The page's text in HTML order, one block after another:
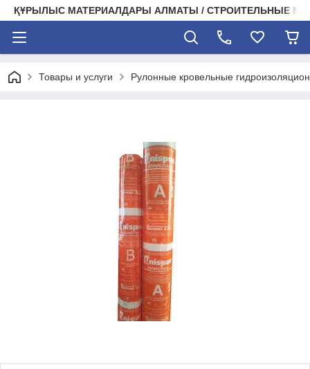
ҚҰРЫЛЫС МАТЕРИАЛДАРЫ АЛМАТЫ / СТРОИТЕЛЬНЫЕ
Товары и услуги Рулонные кровельные